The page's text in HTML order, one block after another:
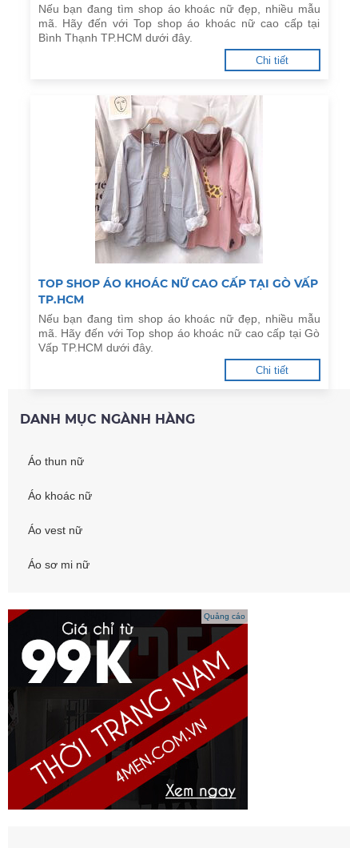
Nếu bạn đang tìm shop áo khoác nữ đẹp, nhiều mẫu
mã. Hãy đến với Top shop áo khoác nữ cao cấp tại
Bình Thạnh TP.HCM dưới đây.
Chi tiết
TOP SHOP ÁO KHOÁC NỮ CAO CẤP TẠI GÒ VẤP
TP.HCM
Nếu bạn đang tìm shop áo khoác nữ đẹp, nhiều mẫu
mã. Hãy đến với Top shop áo khoác nữ cao cấp tại Gò
Vấp TP.HCM dưới đây.
Chi tiết
DANH MỤC NGÀNH HÀNG
Áo thun nữ
Áo khoác nữ
Áo vest nữ
Áo sơ mi nữ
Quảng cáo